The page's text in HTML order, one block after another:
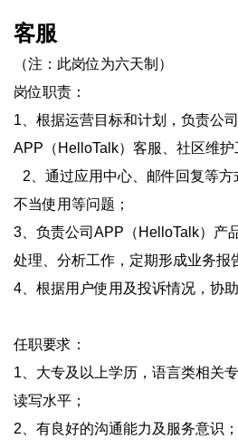
客服
（注：此岗位为六天制）
岗位职责：
1、根据运营目标和计划，负责公
APP（HelloTalk）客服、社区维
2、通过应用中心、邮件回复等
不当使用等问题；
3、负责公司APP（HelloTalk）产
处理、分析工作，定期形成业务报
4、根据用户使用及投诉情况，协
任职要求：
1、大专及以上学历，语言类相关
读写水平；
2、有良好的沟通能力及服务意识；